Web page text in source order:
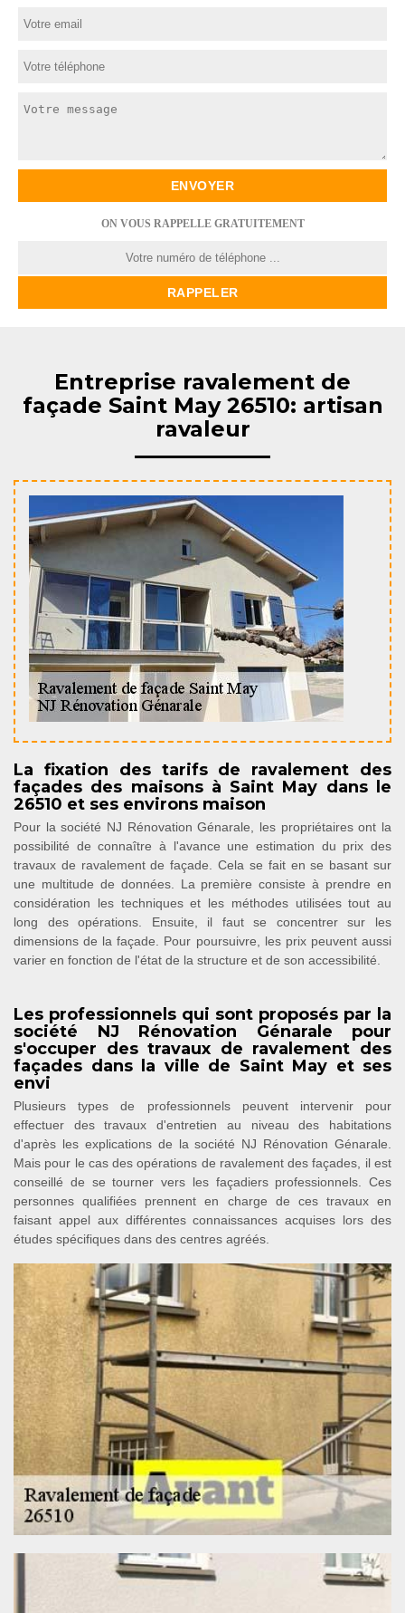
ON VOUS RAPPELLE GRATUITEMENT
Entreprise ravalement de
façade Saint May 26510: artisan
ravaleur
La fixation des tarifs de ravalement des
façades des maisons à Saint May dans le
26510 et ses environs maison
Pour la société NJ Rénovation Génarale, les propriétaires ont la
possibilité de connaître à l'avance une estimation du prix des
travaux de ravalement de façade. Cela se fait en se basant sur
une multitude de données. La première consiste à prendre en
considération les techniques et les méthodes utilisées tout au
long des opérations. Ensuite, il faut se concentrer sur les
dimensions de la façade. Pour poursuivre, les prix peuvent aussi
varier en fonction de l'état de la structure et de son accessibilité.
Les professionnels qui sont proposés par la
société NJ Rénovation Génarale pour
s'occuper des travaux de ravalement des
façades dans la ville de Saint May et ses
envi
Plusieurs types de professionnels peuvent intervenir pour
effectuer des travaux d'entretien au niveau des habitations
d'après les explications de la société NJ Rénovation Génarale.
Mais pour le cas des opérations de ravalement des façades, il est
conseillé de se tourner vers les façadiers professionnels. Ces
personnes qualifiées prennent en charge de ces travaux en
faisant appel aux différentes connaissances acquises lors des
études spécifiques dans des centres agréés.